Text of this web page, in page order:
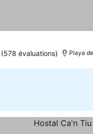
(578 évaluations) Playa